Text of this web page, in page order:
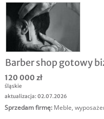
Barber shop gotowy
120 000 zł
śląskie
aktualizacja: 02.07.2026
Sprzedam firmę: Meble,